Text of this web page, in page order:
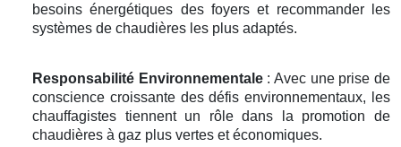
besoins énergétiques des foyers et recommander les
systèmes de chaudières les plus adaptés.
Responsabilité Environnementale: Avec une prise de
conscience croissante des défis environnementaux, les
chauffagistes tiennent un rôle dans la promotion de
chaudières à gaz plus vertes et économiques.